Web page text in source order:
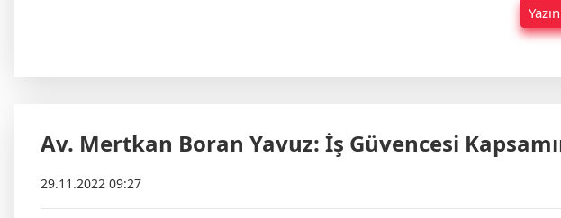
Av. Mertkan Boran Yavuz: İş Güvencesi
29.11.2022 09:27